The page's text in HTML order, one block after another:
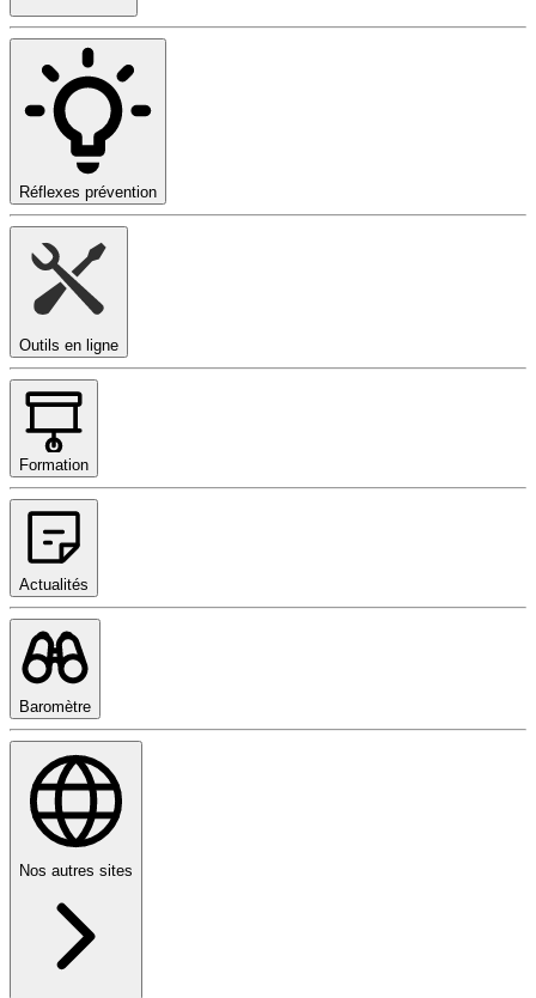
Réflexes prévention
Outils en ligne
Formation
Actualités
Baromètre
Nos autres sites